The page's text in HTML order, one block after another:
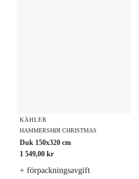
KÄHLER
HAMMERSHØI CHRISTMAS
Duk 150x320 cm
1 549,00 kr
+ förpackningsavgift